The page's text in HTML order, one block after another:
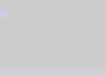
Αν ψάχνετε έναν τρόπο να